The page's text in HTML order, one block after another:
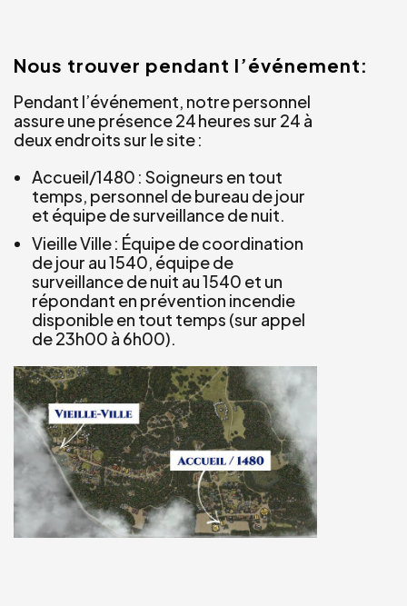
Nous trouver pendant l’événement:
Pendant l’événement, notre personnel
assure une présence 24 heures sur 24 à
deux endroits sur le site :
Accueil/1480 : Soigneurs en tout
temps, personnel de bureau de jour
et équipe de surveillance de nuit.
Vieille Ville : Équipe de coordination
de jour au 1540, équipe de
surveillance de nuit au 1540 et un
répondant en prévention incendie
disponible en tout temps (sur appel
de 23h00 à 6h00).